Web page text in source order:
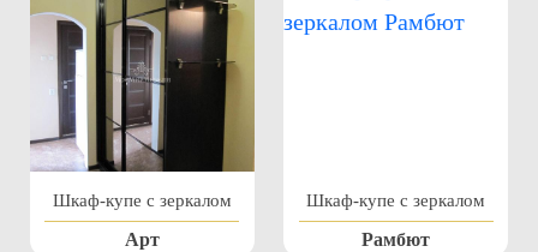
Шкаф-купе с зеркалом
Арт
Шкаф-купе с зеркалом
Рамбют